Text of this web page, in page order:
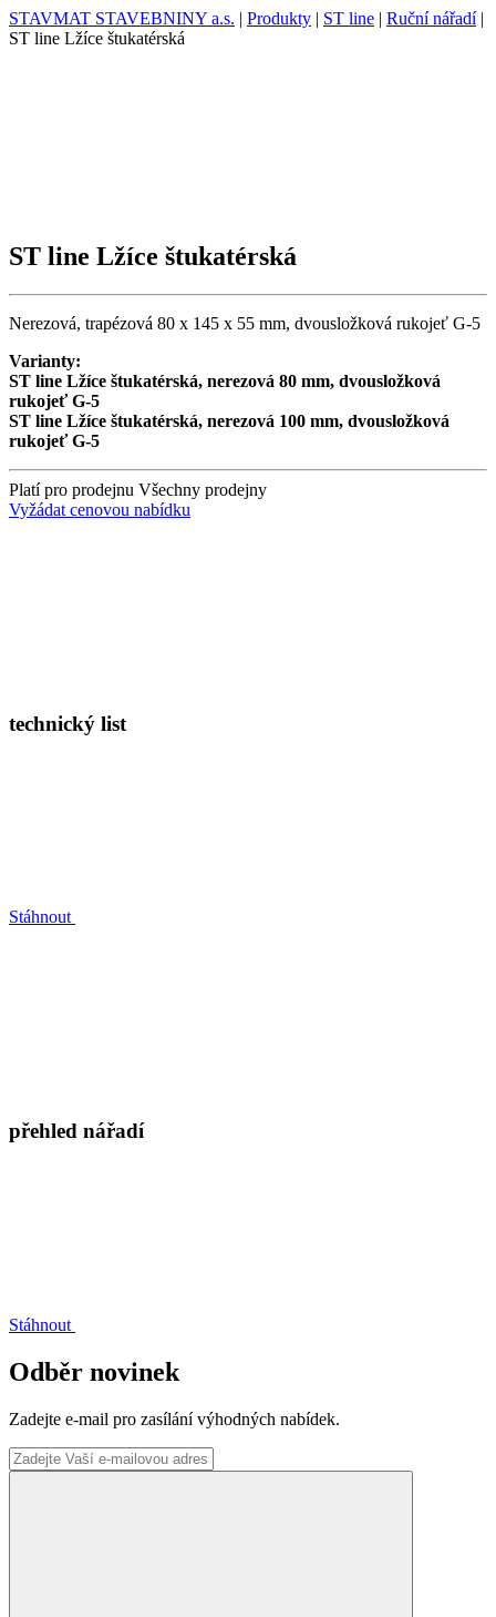
STAVMAT STAVEBNINY a.s. | Produkty | ST line | Ruční nářadí|
ST line Lžíce štukatérská
ST line Lžíce štukatérská
Nerezová, trapézová 80 x 145 x 55 mm, dvousložková rukojeť G-5
Varianty:
ST line Lžíce štukatérská, nerezová 80 mm, dvousložková
rukojeť G-5
ST line Lžíce štukatérská, nerezová 100 mm, dvousložková
rukojeť G-5
Platí pro prodejnu Všechny prodejny
Vyžádat cenovou nabídku
technický list
Stáhnout
přehled nářadí
Stáhnout
Odběr novinek
Zadejte e-mail pro zasílání výhodných nabídek.